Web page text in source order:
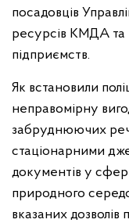
посадовців
ресурсів КМДА та
підприємств.
Як встановили
неправомірну
забруднюючих
стаціонарними
документів у
природного
вказаних